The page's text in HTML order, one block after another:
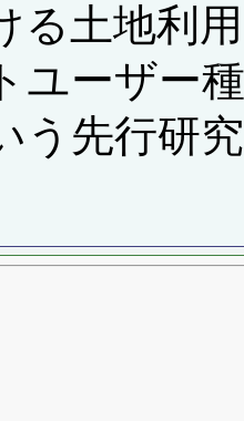
る土地利
ユーザー
う先行研